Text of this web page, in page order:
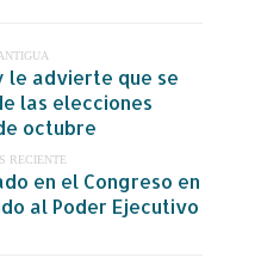
le advierte que se
las elecciones
octubre
RECIENTE
en el Congreso en
al Poder Ejecutivo